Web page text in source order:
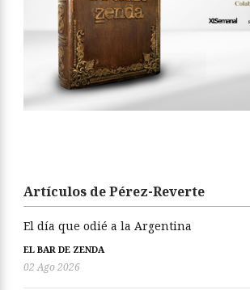
Artículos de Pérez-Reverte
El día que odié a la Argentina
EL BAR DE ZENDA
02 Ago 2026